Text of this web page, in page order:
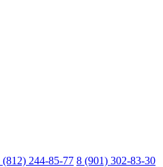
(812) 244-85-77 8 (901) 302-83-30